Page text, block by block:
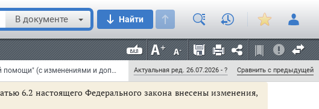
В документе Найти
Федеральный закон от 17 июля 1999 г. N 178-ФЗ "О государственной социальной помощи" (с изменениями и дополнениями) Актуальная ред. 26.07.2026 - ? Сравнить с предыдущей
к ним категории граждан.
категорий граждан, получателей набора социальных
2005 г. N 26-МЗ
6.2 настоящего Федерального закона внесены изменения,